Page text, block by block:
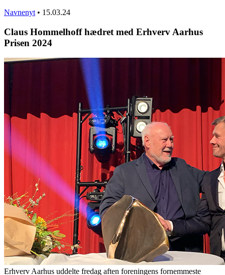
Navnenyt • 15.03.24
Claus Hommelhoff hædret med Erhverv Aarhus
Prisen 2024
Erhverv Aarhus uddelte fredag aften foreningens fornemmeste